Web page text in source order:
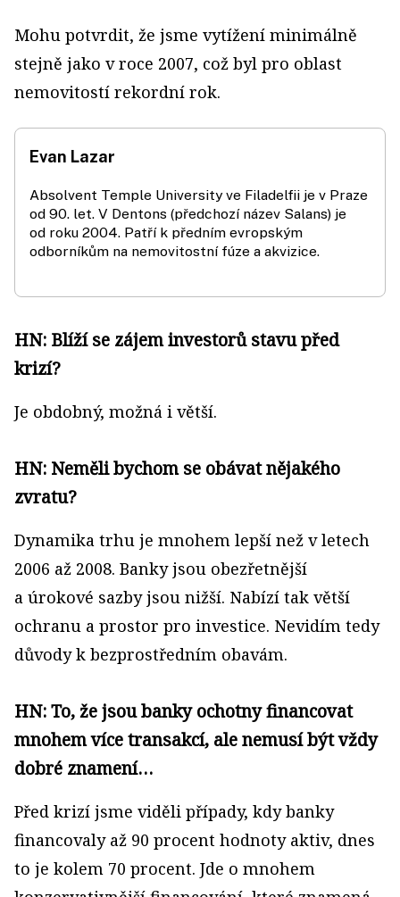
Mohu potvrdit, že jsme vytížení minimálně
stejně jako v roce 2007, což byl pro oblast
nemovitostí rekordní rok.
Evan Lazar
Absolvent Temple University ve Filadelfii je v Praze
od 90. let. V Dentons (předchozí název Salans) je
od roku 2004. Patří k předním evropským
odborníkům na nemovitostní fúze a akvizice.
HN: Blíží se zájem investorů stavu před
krizí?
Je obdobný, možná i větší.
HN: Neměli bychom se obávat nějakého
zvratu?
Dynamika trhu je mnohem lepší než v letech
2006 až 2008. Banky jsou obezřetnější
a úrokové sazby jsou nižší. Nabízí tak větší
ochranu a prostor pro investice. Nevidím tedy
důvody k bezprostředním obavám.
HN: To, že jsou banky ochotny financovat
mnohem více transakcí, ale nemusí být vždy
dobré znamení…
Před krizí jsme viděli případy, kdy banky
financovaly až 90 procent hodnoty aktiv, dnes
to je kolem 70 procent. Jde o mnohem